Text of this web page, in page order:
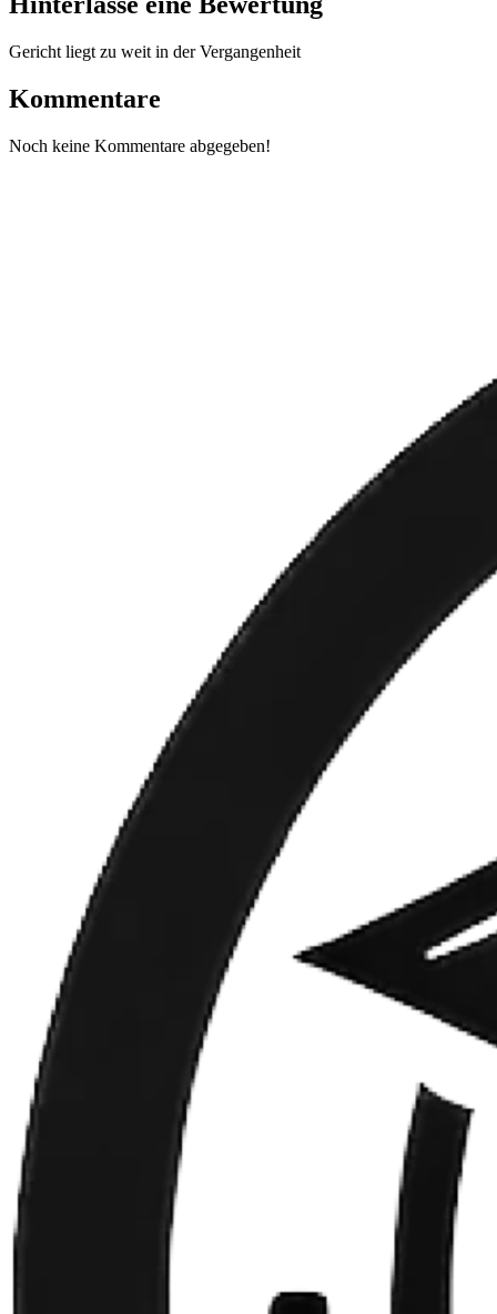
Gericht liegt zu weit in der Vergangenheit
Kommentare
Noch keine Kommentare abgegeben!